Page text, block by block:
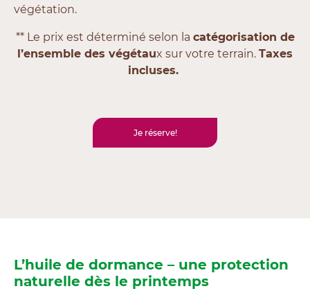
végétation.
** Le prix est déterminé selon la catégorisation de
l’ensemble des végétaux sur votre terrain. Taxes
incluses.
Je réserve!
L’huile de dormance – une protection
naturelle dès le printemps